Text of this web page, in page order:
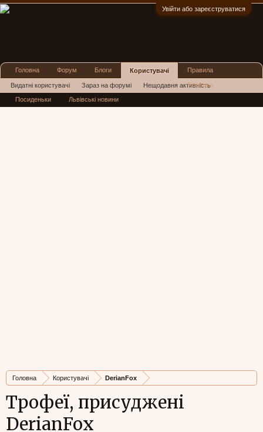
Увійти або зареєструватися
Головна Користувачі DerianFox
Трофеї, присуджені
DerianFox
Головна Форум Блоги Користувачі
Видатні користувачі Зараз на форумі Нещодавня активність
Нові повідомлення профілю
Правила
Реклама
Посиденьки Львівські новини